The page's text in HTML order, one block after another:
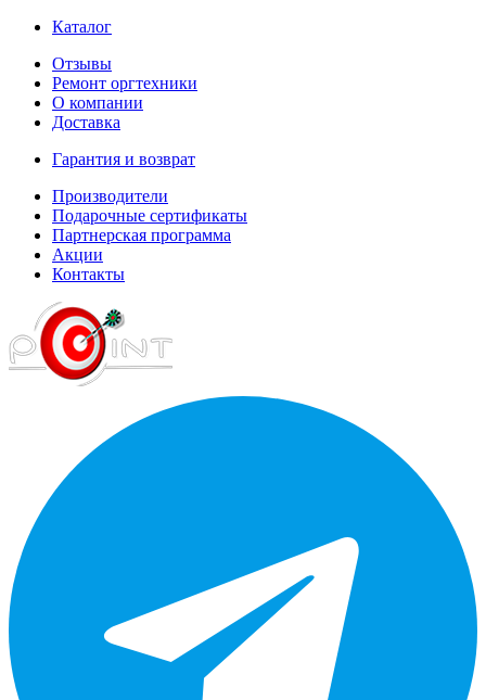
Каталог
Отзывы
Ремонт оргтехники
О компании
Доставка
Гарантия и возврат
Производители
Подарочные сертификаты
Партнерская программа
Акции
Контакты